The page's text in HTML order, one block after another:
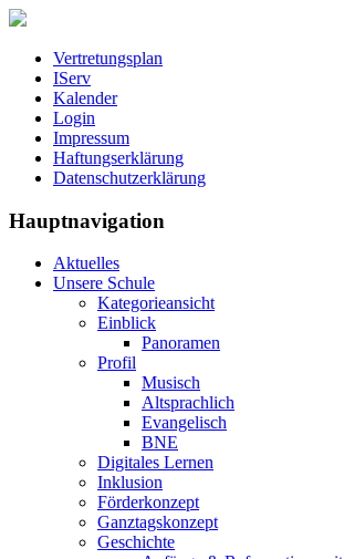
Vertretungsplan
IServ
Kalender
Login
Impressum
Haftungserklärung
Datenschutzerklärung
Hauptnavigation
Aktuelles
Unsere Schule
Kategorieansicht
Einblick
Panoramen
Profil
Musisch
Altsprachlich
Evangelisch
BNE
Digitales Lernen
Inklusion
Förderkonzept
Ganztagskonzept
Geschichte